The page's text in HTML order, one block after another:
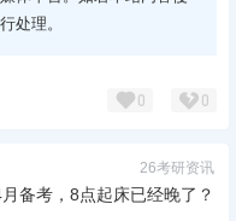
处理。
0 0
26考研资讯
备考，8点起床已经晚了？